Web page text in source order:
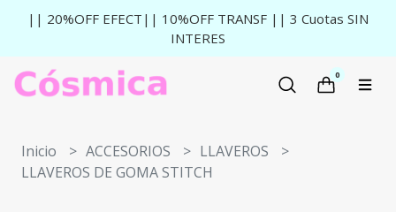
|| 20%OFF EFECT|| 10%OFF TRANSF || 3 Cuotas SIN
INTERES
0
Inicio ACCESORIOS
LLAVEROS
LLAVEROS DE GOMA STITCH